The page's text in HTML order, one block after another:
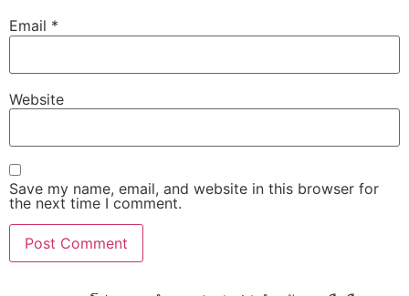
Email *
Website
Save my name, email, and website in this browser for
the next time I comment.